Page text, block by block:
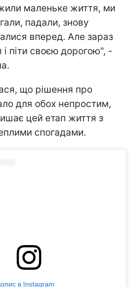
маленьке життя, ми
падали, знову
вперед. Але зараз
і піти своєю дорогою", -
що рішення про
для обох непростим,
цей етап життя з
спогадами.
в Instagram